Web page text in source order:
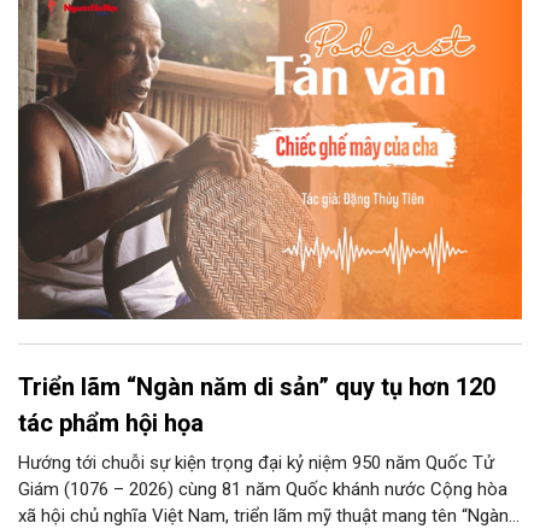
ra âm thanh kin kít chịu đựng sức nặng cơ thể con người theo
những điệu cười khúc khích.
Triển lãm “Ngàn năm di sản” quy tụ hơn 120
tác phẩm hội họa
Hướng tới chuỗi sự kiện trọng đại kỷ niệm 950 năm Quốc Tử
Giám (1076 – 2026) cùng 81 năm Quốc khánh nước Cộng hòa
xã hội chủ nghĩa Việt Nam, triển lãm mỹ thuật mang tên “Ngàn